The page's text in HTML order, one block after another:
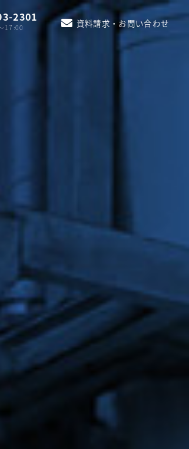
2301
17:00 資料請求・お問い合わせ